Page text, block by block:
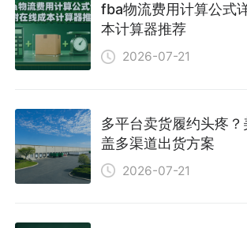
fba物流费用计算公式
本计算器推荐
2026-07-21
多平台卖货履约头疼
盖多渠道出货方案
2026-07-21